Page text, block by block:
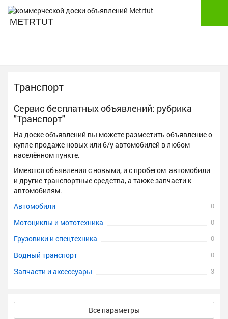
METRTUT
Транспорт
Сервис бесплатных объявлений: рубрика
"Транспорт"
На доске объявлений вы можете разместить объявление о
купле-продаже новых или б/у автомобилей в любом
населённом пункте.
Имеются объявления с новыми, и с пробегом автомобили
и другие транспортные средства, а также запчасти к
автомобилям.
Автомобили
0
Мотоциклы и мототехника 0
Грузовики и спецтехника 0
Водный транспорт 0
Запчасти и аксессуары 3
Все параметры